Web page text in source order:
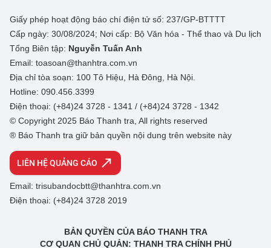
Giấy phép hoạt động báo chí điện tử số: 237/GP-BTTTT
Cấp ngày: 30/08/2024; Nơi cấp: Bộ Văn hóa - Thể thao và Du lịch
Tổng Biên tập: Nguyễn Tuấn Anh
Email: toasoan@thanhtra.com.vn
Địa chỉ tòa soạn: 100 Tô Hiệu, Hà Đông, Hà Nội.
Hotline: 090.456.3399
Điện thoại: (+84)24 3728 - 1341 / (+84)24 3728 - 1342
© Copyright 2025 Báo Thanh tra, All rights reserved
® Báo Thanh tra giữ bản quyền nội dung trên website này
LIÊN HỆ QUẢNG CÁO
Email: trisubandocbtt@thanhtra.com.vn
Điện thoại: (+84)24 3728 2019
BẢN QUYỀN CỦA BÁO THANH TRA
CƠ QUAN CHỦ QUẢN: THANH TRA CHÍNH PHỦ